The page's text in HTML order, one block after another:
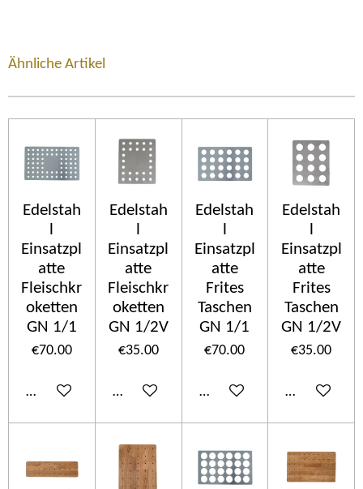
Ähnliche Artikel
Edelstah
Einsatzpl
atte
Fleischkr
oketten
GN 1/1
€70.00
Add to cart
Edelstah
Einsatzpl
atte
Fleischkr
oketten
GN 1/2V
€35.00
Add to cart
Edelstah
Einsatzpl
atte
Frites
Taschen
GN 1/1
€70.00
Add to cart
Edelstah
Einsatzpl
atte
Frites
Taschen
GN 1/2V
€35.00
Add to cart